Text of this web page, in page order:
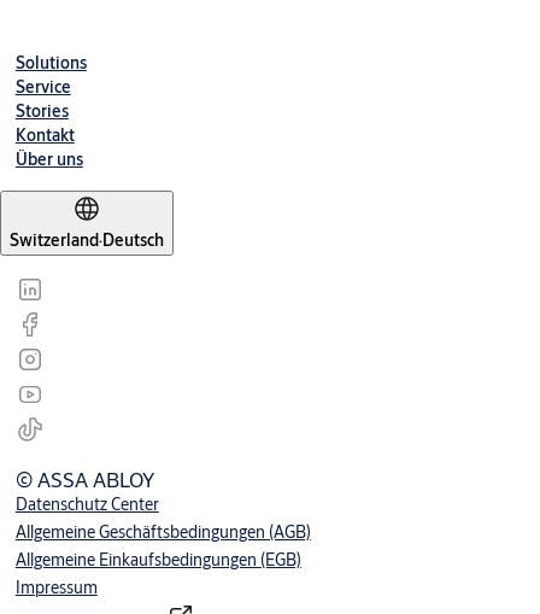
IKON Mechanik
IKON Verso Cliq
Solutions
Service
Stories
Kontakt
Über uns
Switzerland·Deutsch
© ASSA ABLOY
Datenschutz Center
Allgemeine Geschäftsbedingungen (AGB)
Allgemeine Einkaufsbedingungen (EGB)
Impressum